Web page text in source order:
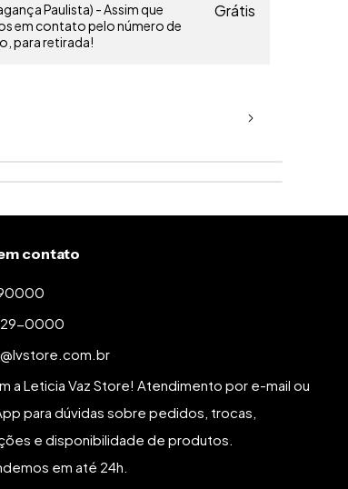
Paulista) - Assim que
em contato pelo número de
para retirada!
Grátis
contato
0000
a Leticia Vaz Store! Atendimento por e-mail ou
para dúvidas sobre pedidos, trocas,
e disponibilidade de produtos.
em até 24h.